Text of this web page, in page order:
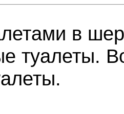
в
туалеты.